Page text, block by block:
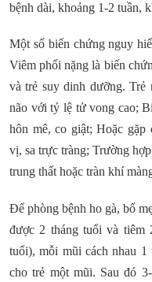
bệnh dài, khoảng 1-2 tuần,
Một số biến chứng nguy
Viêm phổi nặng là biến
và trẻ suy dinh dưỡng. Trẻ
não với tỷ lệ tử vong cao;
hôn mê, co giật; Hoặc
vị, sa trực tràng; Trường
trung thất hoặc tràn khí
Để phòng bệnh ho gà, bố
được 2 tháng tuổi và tiêm
tuổi), mỗi mũi cách nhau
cho trẻ một mũi. Sau đó